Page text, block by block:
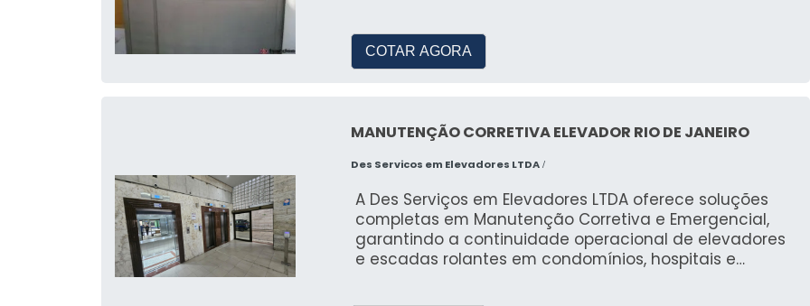
COTAR AGORA
MANUTENÇÃO CORRETIVA ELEVADOR RIO DE JANEIRO
Des Servicos em Elevadores LTDA /
A Des Serviços em Elevadores LTDA oferece soluções
completas em Manutenção Corretiva e Emergencial,
garantindo a continuidade operacional de elevadores
e escadas rolantes em condomínios, hospitais e